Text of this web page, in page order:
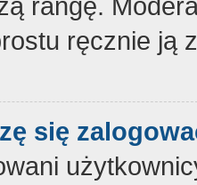
ręcznie ją
się